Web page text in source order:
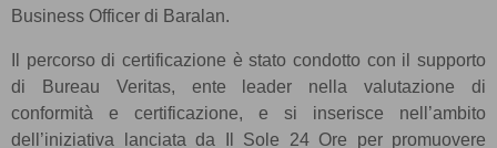
Business Officer di Baralan.
Il percorso di certificazione è stato condotto con il supporto
di Bureau Veritas, ente leader nella valutazione di
conformità e certificazione, e si inserisce nell’ambito
dell’iniziativa lanciata da Il Sole 24 Ore per promuovere